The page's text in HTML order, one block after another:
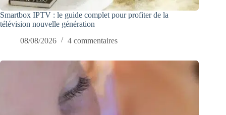
Smartbox IPTV : le guide complet pour profiter de la
télévision nouvelle génération
08/08/2026
4 commentaires